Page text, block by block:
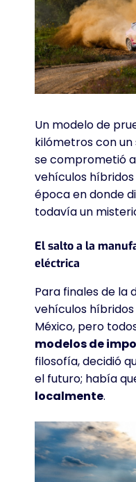
Un modelo de
kilómetros con un
se comprometió
vehículos híbridos
época en donde
todavía un
El salto a la
eléctrica
Para finales de la
vehículos
México, pero
modelos de
filosofía, decidió
el futuro; había
localmente.